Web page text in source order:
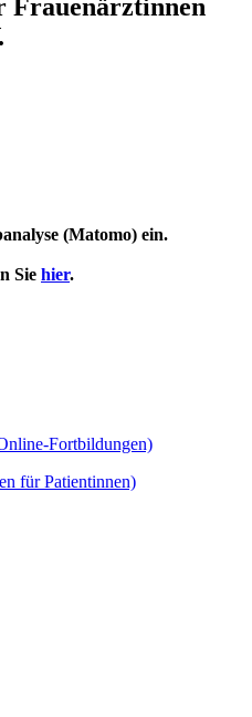
Frauenärztinnen
(Matomo) ein.
Sie hier.
Fortbildungen)
für Patientinnen)